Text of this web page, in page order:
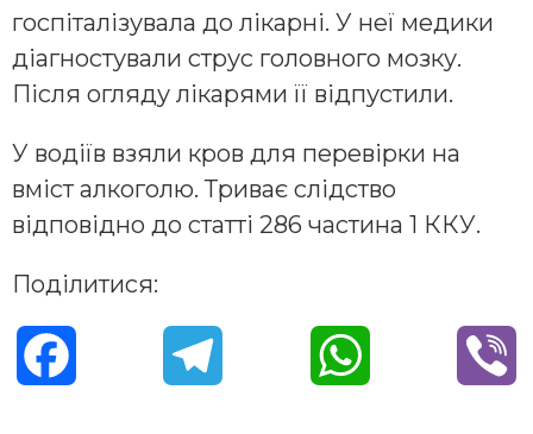
госпіталізувала до лікарні. У неї медики
діагностували струс головного мозку.
Після огляду лікарями її відпустили.
У водіїв взяли кров для перевірки на
вміст алкоголю. Триває слідство
відповідно до статті 286 частина 1 ККУ.
Поділитися: